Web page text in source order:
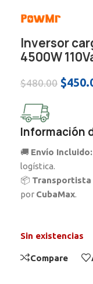
Inversor
4500W
$480.00 $
Información
🚚 Envío Incluido:
logística.
📦
por CubaMax.
Sin existencias
Compare